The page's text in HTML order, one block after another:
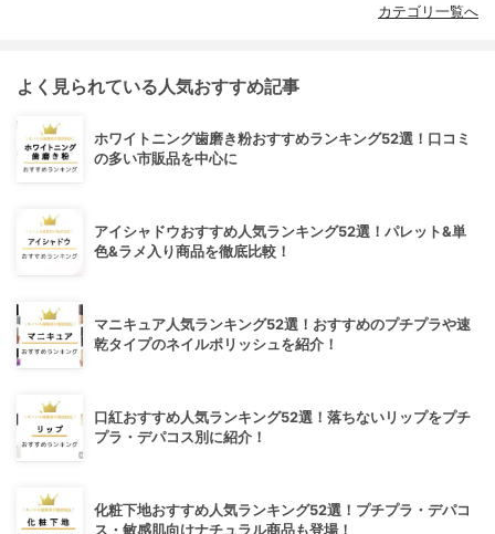
カテゴリ一覧へ
よく見られている人気おすすめ記事
ホワイトニング歯磨き粉おすすめランキング52選！口コミ
の多い市販品を中心に
アイシャドウおすすめ人気ランキング52選！パレット&単
色&ラメ入り商品を徹底比較！
マニキュア人気ランキング52選！おすすめのプチプラや速
乾タイプのネイルポリッシュを紹介！
口紅おすすめ人気ランキング52選！落ちないリップをプチ
プラ・デパコス別に紹介！
化粧下地おすすめ人気ランキング52選！プチプラ・デパコ
ス・敏感肌向けナチュラル商品も登場！